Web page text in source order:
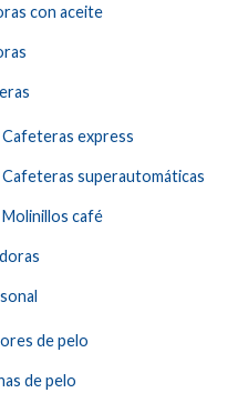
con aceite
Cafeteras express
Cafeteras superautomáticas
Molinillos café
de pelo
de pelo